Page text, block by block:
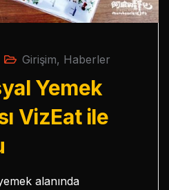
Girişim, Haberler
Yemek
VizEat ile
alanında